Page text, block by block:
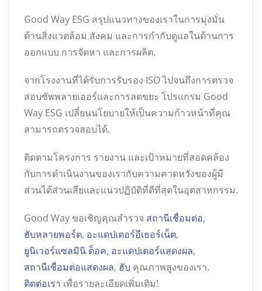
Good Way ESG สรุปแนวทางของเราในการมุ่งมั่น
ด้านสิ่งแวดล้อม สังคม และการกำกับดูแลในด้านการ
ออกแบบ การจัดหา และการผลิต.
จากโรงงานที่ได้รับการรับรอง ISO ไปจนถึงการตรวจ
สอบซัพพลายเออร์และการลดขยะ โปรแกรม Good
Way ESG เปลี่ยนนโยบายให้เป็นความก้าวหน้าที่คุณ
สามารถตรวจสอบได้.
ติดตามโครงการ รายงาน และเป้าหมายที่สอดคล้อง
กับการดำเนินงานของเรากับความคาดหวังของผู้มี
ส่วนได้ส่วนเสียและแนวปฏิบัติที่ดีที่สุดในอุตสาหกรรม.
Good Way ขอเชิญคุณสำรวจ สถานีเชื่อมต่อ,
ฮับหลายพอร์ต, อะแดปเตอร์อีเธอร์เน็ต,
ยูนิเวอร์แซลมินิ ด็อค, อะแดปเตอร์แสดงผล,
สถานีเชื่อมต่อแสดงผล, ฮับ คุณภาพสูงของเรา.
ติดต่อเรา เพื่อรายละเอียดเพิ่มเติม!